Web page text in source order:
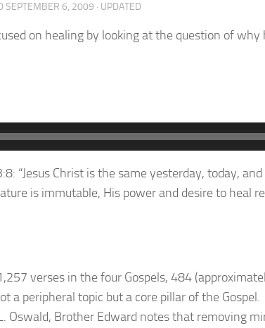
SEPTEMBER 6, 2009 · UPDATED
on healing by looking at the question of
“Jesus Christ is the same yesterday, today,
is immutable, His power and desire to heal
verses in the four Gospels, 484
a peripheral topic but a core pillar of the Gospel.
Oswald, Brother Edward notes that removing